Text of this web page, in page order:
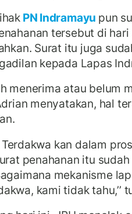
PN Indramayu pun
tersebut di
Surat itu juga
kepada Lapas
menerima atau belum
menyatakan, hal
Terdakwa kan dalam
penahanan itu
mekanisme
kami tidak tahu,’’